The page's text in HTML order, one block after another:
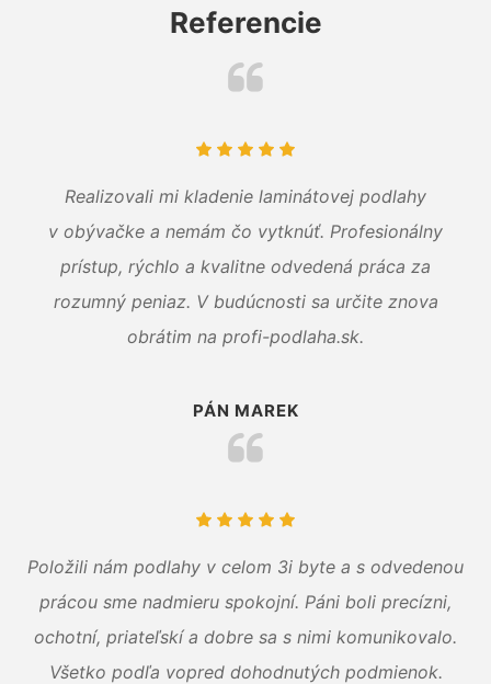
Referencie
Realizovali mi kladenie laminátovej podlahy
v obývačke a nemám čo vytknúť. Profesionálny
prístup, rýchlo a kvalitne odvedená práca za
rozumný peniaz. V budúcnosti sa určite znova
obrátim na profi-podlaha.sk.
PÁN MAREK
Položili nám podlahy v celom 3i byte a s odvedenou
prácou sme nadmieru spokojní. Páni boli precízni,
ochotní, priateľskí a dobre sa s nimi komunikovalo.
Všetko podľa vopred dohodnutých podmienok.